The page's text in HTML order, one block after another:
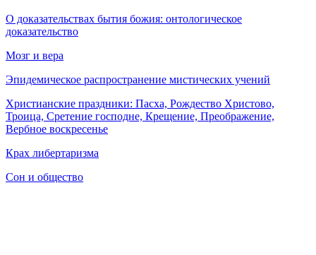
О доказательствах бытия божия: онтологическое
доказательство
Мозг и вера
Эпидемическое распространение мистических учений
Христианские праздники: Пасха, Рождество Христово,
Троица, Сретение господне, Крещение, Преображение,
Вербное воскресенье
Крах либертаризма
Сон и общество